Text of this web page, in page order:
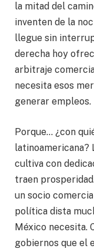
la mitad del
inventen de la
llegue sin
derecha hoy
arbitraje
necesita esos
generar empleos.
Porque… ¿con
latinoamericana?
cultiva con
traen
un socio
política dista
México necesita.
gobiernos que el